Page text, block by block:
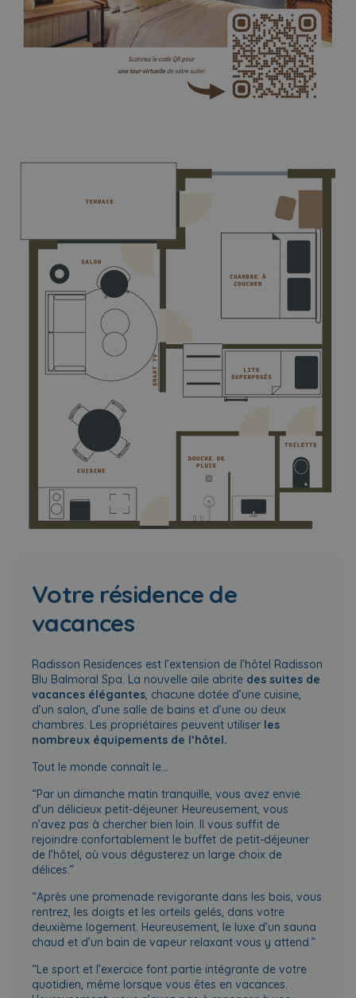
Votre résidence de
vacances
Radisson Residences est l’extension de l’hôtel Radisson
Blu Balmoral Spa. La nouvelle aile abrite des suites de
vacances élégantes , chacune dotée d’une cuisine,
d’un salon, d’une salle de bains et d’une ou deux
chambres. Les propriétaires peuvent utiliser les
nombreux équipements de l’hôtel.
Tout le monde connaît le…
“Par un dimanche matin tranquille, vous avez envie
d’un délicieux petit-déjeuner. Heureusement, vous
n’avez pas à chercher bien loin. Il vous suffit de
rejoindre confortablement le buffet de petit-déjeuner
de l’hôtel, où vous dégusterez un large choix de
délices.”
“Après une promenade revigorante dans les bois, vous
rentrez, les doigts et les orteils gelés, dans votre
deuxième logement. Heureusement, le luxe d’un sauna
chaud et d’un bain de vapeur relaxant vous y attend.”
“Le sport et l’exercice font partie intégrante de votre
quotidien, même lorsque vous êtes en vacances.